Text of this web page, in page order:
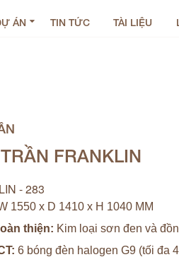
ÁN TIN TỨC TÀI LIỆU
FRANKLIN
- 283
1550 x D 1410 x H 1040 MM
thiện: Kim loại sơn đen và
6 bóng đèn halogen G9 (tối đa